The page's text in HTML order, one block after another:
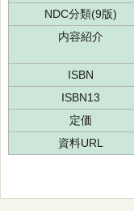
NDC分類(9版)
内容紹介
ISBN
ISBN13
定価
資料URL